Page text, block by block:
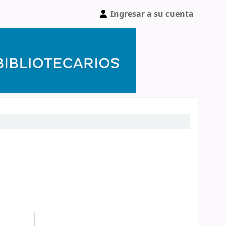
Ingresar a su cuenta